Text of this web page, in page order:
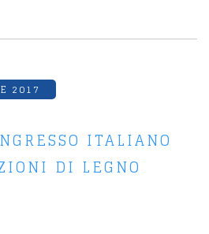
2017
ITALIANO
DI LEGNO